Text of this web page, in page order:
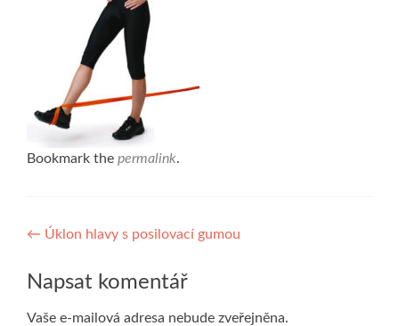
Bookmark the permalink.
Navigace
pro
příspěvek
← Úklon hlavy s posilovací gumou
Napsat komentář
Vaše e-mailová adresa nebude zveřejněna.